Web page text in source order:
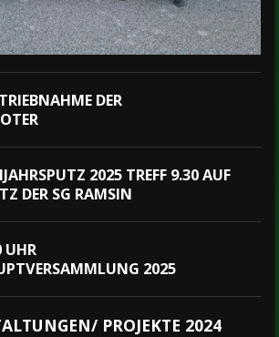
DER
2025 TREFF 9.30 AUF
DER SG RAMSIN
UHR
2025
PROJEKTE 2024